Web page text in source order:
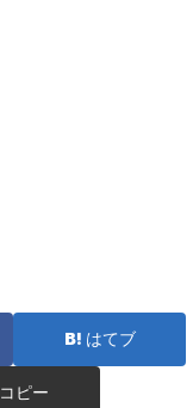
はてブ
コピー